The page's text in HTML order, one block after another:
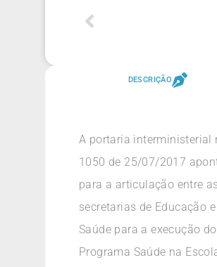
DESCRIÇÃO
A portaria interministerial
1050 de 25/07/2017
para a articulação entre as
secretarias de Educação e
Saúde para a execução do
Programa Saúde na